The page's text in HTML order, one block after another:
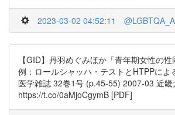
2023-03-02 04:52:11
【GID】丹羽めぐみほか「青年期女性の
例：ロールシャッハ・テストとHTPPによ
医学雑誌 32巻1号 (p.45-55) 2007-03 近畿
https://t.co/0aMjoCgymB [PDF]